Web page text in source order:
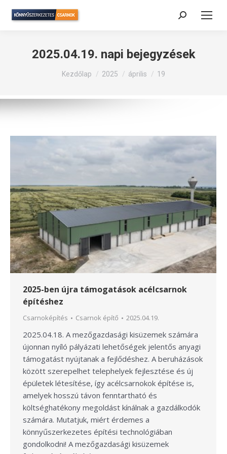
Search:
2025.04.19. napi bejegyzések
Itt vagy:
Kezdőlap 2025 április 19
2025-ben újra támogatások acélcsarnok
építéshez
Csarnoképítés Csarnok építő 2025.04.19.
2025.04.18. A mezőgazdasági kisüzemek számára
újonnan nyíló pályázati lehetőségek jelentős anyagi
támogatást nyújtanak a fejlődéshez. A beruházások
között szerepelhet telephelyek fejlesztése és új
épületek létesítése, így acélcsarnokok építése is,
amelyek hosszú távon fenntartható és
költséghatékony megoldást kínálnak a gazdálkodók
számára. Mutatjuk, miért érdemes a
könnyűszerkezetes építési technológiában
gondolkodni! A mezőgazdasági kisüzemek